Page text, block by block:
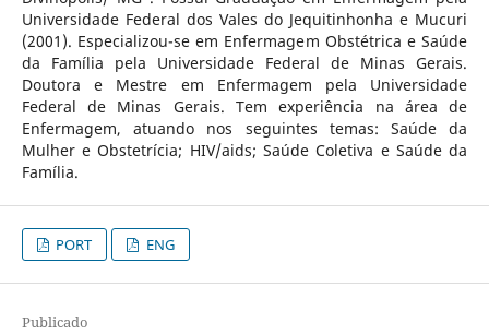
Universidade Federal dos Vales do Jequitinhonha e Mucuri
(2001). Especializou-se em Enfermagem Obstétrica e Saúde
da Família pela Universidade Federal de Minas Gerais.
Doutora e Mestre em Enfermagem pela Universidade
Federal de Minas Gerais. Tem experiência na área de
Enfermagem, atuando nos seguintes temas: Saúde da
Mulher e Obstetrícia; HIV/aids; Saúde Coletiva e Saúde da
Família.
PORT ENG
Publicado